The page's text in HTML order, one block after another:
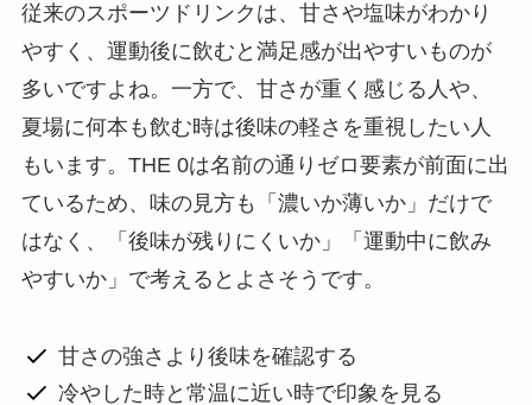
従来のスポーツドリンクは、甘さや塩味がわかり
やすく、運動後に飲むと満足感が出やすいものが
多いですよね。一方で、甘さが重く感じる人や、
夏場に何本も飲む時は後味の軽さを重視したい人
もいます。THE 0は名前の通りゼロ要素が前面に出
ているため、味の見方も「濃いか薄いか」だけで
はなく、「後味が残りにくいか」「運動中に飲み
やすいか」で考えるとよさそうです。
甘さの強さより後味を確認する
冷やした時と常温に近い時で印象を見る